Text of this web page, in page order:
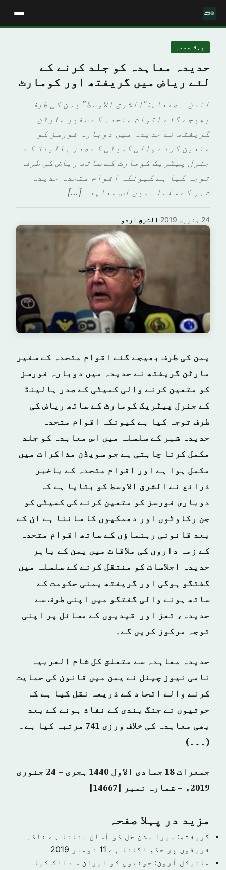
پہلا صفحہ
حدیدہ معاہدہ کو جلد کرنے کے
لئے ریاض میں گریفتھ اور کومارٹ
لندن ۔ صنعاء: "الشرق الاوسط” یمن کی طرف
بھیجے گئے اقوام متحدہ کے سفیر مارٹن
گریفتھ نے حدیدہ میں دوبارہ فورسز کو
متعین کرنے والی کمیٹی کے صدر ہالینڈ کے
جنرل پیٹریک کومارٹ کے ساتھ ریاض کی طرف
توجہ کیا ہے کیونکہ اقوام متحدہ حدیدہ
شہر کے سلسلہ میں اس معاہدہ […]
الشرق اردو · 24 جنوری 2019
یمن کی طرف بھیجے گئے اقوام متحدہ کے سفیر
مارٹن گریفتھ نے حدیدہ میں دوبارہ فورسز
کو متعین کرنے والی کمیٹی کے صدر ہالینڈ
کے جنرل پیٹریک کومارٹ کے ساتھ ریاض کی
طرف توجہ کیا ہے کیونکہ اقوام متحدہ
حدیدہ شہر کے سلسلہ میں اس معاہدہ کو جلد
مکمل کرنا چاہتی ہے جو سویڈن مذاکرات میں
مکمل ہوا ہے اور اقوام متحدہ کے باخبر
ذرائع نے الشرق الاوسط کو بتایا ہے کہ
دوباری فورسز کو متعین کرنے کی کمیٹی کو
جن رکاوٹوں اور دھمکیوں کا ساننا ہے ان کے
بعد قانونی رہنماؤں کے ساتھ اقوام متحدہ
کے زمہ داروں کی ملاقات میں یمن کے باہر
حدیدہ اجلاسات کو منتقل کرنے کے سلسلہ میں
گفتگو ہوگی اور گریفتھ یمنی حکومت کے
ساتھ ہونے والی گفتگو میں اپنی طرف سے
حدیدہ، تعز اور قیدیوں کے مسائل پر اپنی
توجہ مرکوز کریں گے۔
حدیدہ معاہدہ سے متعلق کل شام العربیہ
نامی نیوز چینل نے یمن میں قانون کی حمایت
کرنے والے اتحاد کے ذریعہ نقل کیا ہے کہ
حوثیوں نے جنگ بندی کے نفاذ ہونے کے بعد
بھی معاہدہ کی خلاف ورزی 741 مرتبہ کیا ہے۔
(۔۔۔)
جمعرات 18 جمادی الاول 1440 ہجری – 24 جنوری
2019ء – شمارہ نمبر [14667]
مزید در پہلا صفحہ
گریفتھ: میرا مشن حل کو آسان بنانا ہے ناکہ
فریقوں پر حکم لگانا ہے 11 نومبر 2019
مائیکل آرون: حوثیوں کو ایران سے الگ کیا